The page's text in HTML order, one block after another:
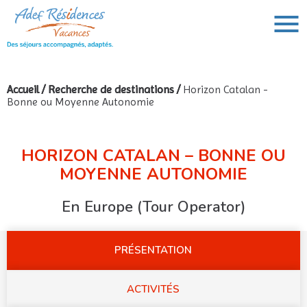
Accueil/Recherche de destinations /Horizon Catalan -
Bonne ou Moyenne Autonomie
HORIZON CATALAN – BONNE OU
MOYENNE AUTONOMIE
En Europe (Tour Operator)
PRÉSENTATION
ACTIVITÉS
VOUS AVEZ UN PROJET DE VOYAGE,